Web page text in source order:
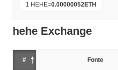
1 HEHE=0.00000052ETH
hehe Exchange
# Fonte